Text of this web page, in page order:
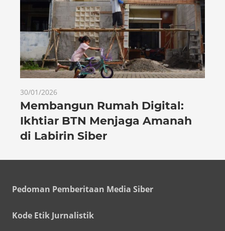
30/01/2026
Membangun Rumah Digital:
Ikhtiar BTN Menjaga Amanah
di Labirin Siber
Pedoman Pemberitaan Media Siber
Kode Etik Jurnalistik